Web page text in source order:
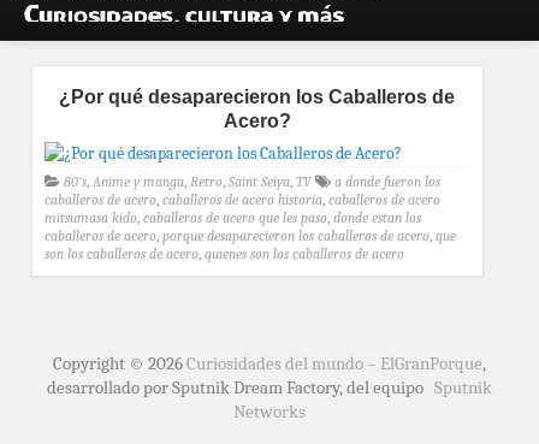
¿Por qué desaparecieron los Caballeros de
Acero?
80's, Anime y manga, Retro, Saint Seiya, TV
a donde fueron los
caballeros de acero, caballeros de acero historia, caballeros de acero
mitsumasa kido, caballeros de acero que les paso, donde estan los
caballeros de acero, porque desaparecieron los caballeros de acero, que
son los caballeros de acero, quienes son los caballeros de acero
Copyright © 2026Curiosidades del mundo – ElGranPorque,
desarrollado por Sputnik Dream Factory, del equipo Sputnik
Networks